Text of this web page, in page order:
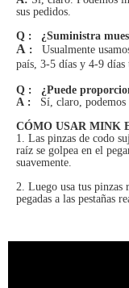
sus pedidos.
Q : ¿Suministra
A :
Usualmente
país, 3-5 días y 4-9 días
Q :
¿Puede
A :
Sí, claro, podemos
CÓMO USAR MINK
1. Las pinzas de codo
raíz se golpea en el
suavemente.
2. Luego usa tus pinzas
pegadas a las pestañas